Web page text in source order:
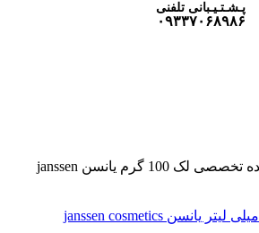
پـشـتـیـبانی تلفنی
۰۹۳۳۷۰۶۸۹۸۶
پاک کننده تخصصی لک 100 گرم یانسن janssen